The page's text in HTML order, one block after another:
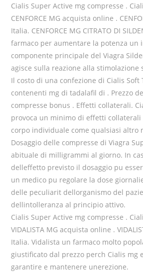
Cialis Super Active mg compresse .
CENFORCE MG acquista online .
Italia. CENFORCE MG CITRATO DI
farmaco per aumentare la potenza un
componente principale del Viagra
agisce sulla reazione alla stimolazione
Il costo di una confezione di Cialis Soft
contenenti mg di tadalafil di . Prezzo
compresse bonus . Effetti collaterali.
provoca un minimo di effetti
corpo individuale come qualsiasi altro
Dosaggio delle compresse di Viagra
abituale di milligrammi al giorno. In
delleffetto previsto il dosaggio pu
un medico pu regolare la dose
delle peculiarit dellorganismo del
dellintolleranza al principio attivo.
Cialis Super Active mg compresse .
VIDALISTA MG acquista online .
Italia. Vidalista un farmaco molto
giustificato dal prezzo perch Cialis mg
garantire e mantenere unerezione.